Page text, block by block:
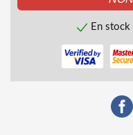
En stock